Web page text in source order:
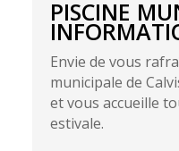
PISCINE
Envie de vous
municipale de
et vous accueille
estivale.